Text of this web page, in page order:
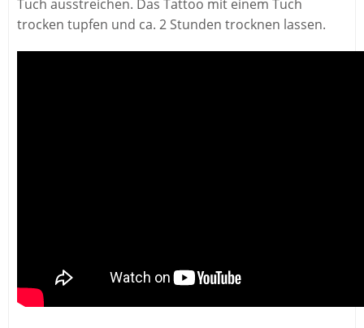
Tuch ausstreichen. Das Tattoo mit einem Tuch
trocken tupfen und ca. 2 Stunden trocknen lassen.